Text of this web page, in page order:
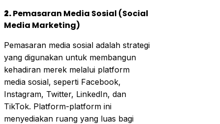
2.Pemasaran Media Sosial (Social
Media Marketing)
Pemasaran media sosial adalah strategi
yang digunakan untuk membangun
kehadiran merek melalui platform
media sosial, seperti Facebook,
Instagram, Twitter, LinkedIn, dan
TikTok. Platform-platform ini
menyediakan ruang yang luas bagi